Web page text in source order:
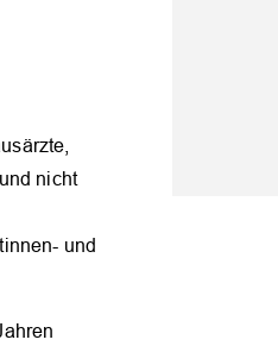
nicht
und